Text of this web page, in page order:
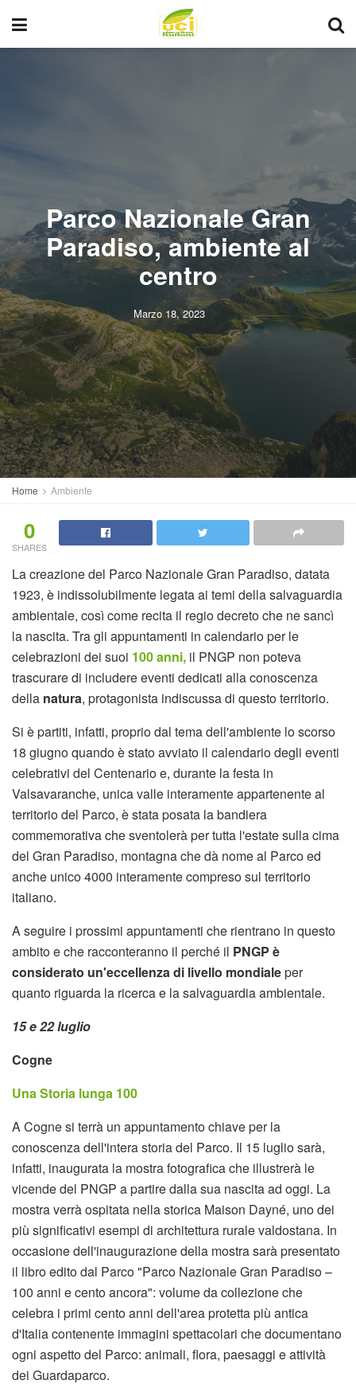
Parco Nazionale Gran
Paradiso, ambiente al
centro
Marzo 18, 2023
Home Ambiente
0
SHARES
La creazione del Parco Nazionale Gran Paradiso, datata
1923, è indissolubilmente legata ai temi della salvaguardia
ambientale, così come recita il regio decreto che ne sancì
la nascita. Tra gli appuntamenti in calendario per le
celebrazioni dei suoi 100 anni, il PNGP non poteva
trascurare di includere eventi dedicati alla conoscenza
della natura, protagonista indiscussa di questo territorio.
Si è partiti, infatti, proprio dal tema dell'ambiente lo scorso
18 giugno quando è stato avviato il calendario degli eventi
celebrativi del Centenario e, durante la festa in
Valsavaranche, unica valle interamente appartenente al
territorio del Parco, è stata posata la bandiera
commemorativa che sventolerà per tutta l'estate sulla cima
del Gran Paradiso, montagna che dà nome al Parco ed
anche unico 4000 interamente compreso sul territorio
italiano.
A seguire i prossimi appuntamenti che rientrano in questo
ambito e che racconteranno il perché il PNGP è
considerato un'eccellenza di livello mondialeper
quanto riguarda la ricerca e la salvaguardia ambientale.
15 e 22 luglio
Cogne
Una Storia lunga 100
A Cogne si terrà un appuntamento chiave per la
conoscenza dell'intera storia del Parco. Il 15 luglio sarà,
infatti, inaugurata la mostra fotografica che illustrerà le
vicende del PNGP a partire dalla sua nascita ad oggi. La
mostra verrà ospitata nella storica Maison Dayné, uno dei
più significativi esempi di architettura rurale valdostana. In
occasione dell'inaugurazione della mostra sarà presentato
il libro edito dal Parco "Parco Nazionale Gran Paradiso –
100 anni e cento ancora": volume da collezione che
celebra i primi cento anni dell'area protetta più antica
d'Italia contenente immagini spettacolari che documentano
ogni aspetto del Parco: animali, flora, paesaggi e attività
dei Guardaparco.